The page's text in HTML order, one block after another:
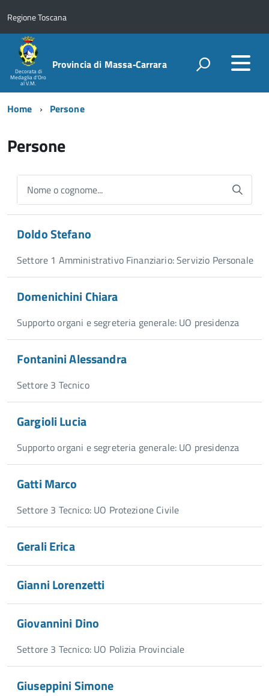
Regione Toscana
Decorata di
Medaglia d'Oro
al V.M.
Provincia di Massa‑Carrara
Home Persone
Persone
Nome o cognome...
Doldo Stefano
Settore 1 Amministrativo Finanziario: Servizio Personale
Domenichini Chiara
Supporto organi e segreteria generale: UO presidenza
Fontanini Alessandra
Settore 3 Tecnico
Gargioli Lucia
Supporto organi e segreteria generale: UO presidenza
Gatti Marco
Settore 3 Tecnico: UO Protezione Civile
Gerali Erica
Gianni Lorenzetti
Giovannini Dino
Settore 3 Tecnico: UO Polizia Provinciale
Giuseppini Simone